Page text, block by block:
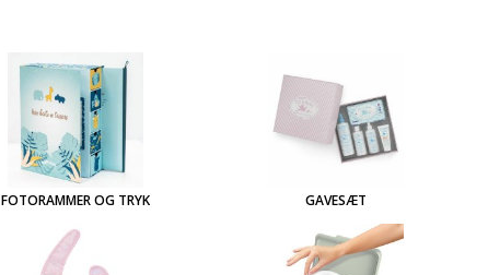
FOTORAMMER OG TRYK GAVESÆT